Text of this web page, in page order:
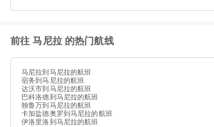
前往 马尼拉 的热门航线
马尼拉到马尼拉的航班
宿务到马尼拉的航班
达沃市到马尼拉的航班
巴科洛德到马尼拉的航班
独鲁万到马尼拉的航班
卡加盐德奥罗到马尼拉的航班
伊洛里洛到马尼拉的航班